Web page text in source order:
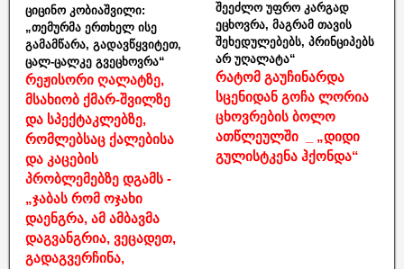
ციცინო კობიაშვილი:
„თემურმა ერთხელ ისე
გამამწარა, გადავწყვიტეთ,
ცალ-ცალკე გვეცხოვრა“
რეჟისორი ღალატზე,
მსახიობ ქმარ-შვილზე
და სპექტაკლებზე,
რომლებსაც ქალებისა
და კაცების
პრობლემებზე დგამს -
„ჯაბას რომ ოჯახი
დაენგრა, ამ ამბავმა
დაგვანგრია, ვეცადეთ,
გადაგვერჩინა,
შეეძლო უფრო კარგად
ეცხოვრა, მაგრამ თავის
შეხედულებებს, პრინციპებს
არ უღალატა“
რატომ გაუჩინარდა
სცენიდან გოჩა ლორია
ცხოვრების ბოლო
ათწლეულში _ „დიდი
გულისტკენა ჰქონდა“